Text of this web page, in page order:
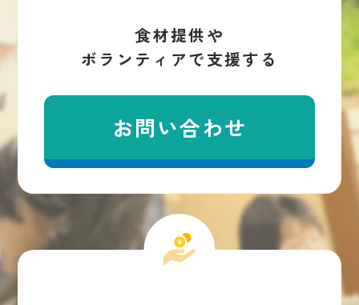
食材提供や
ボランティアで支援する
お問い合わせ